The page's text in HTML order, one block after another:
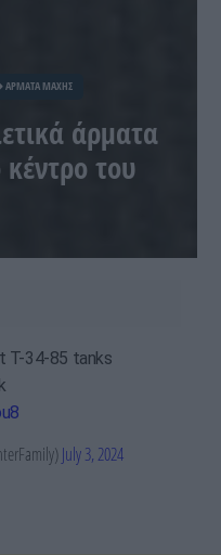
ΑΡΜΑΤΑ ΜΑΧΗΣ
άρματα
του
34-85 tanks
July 3, 2024